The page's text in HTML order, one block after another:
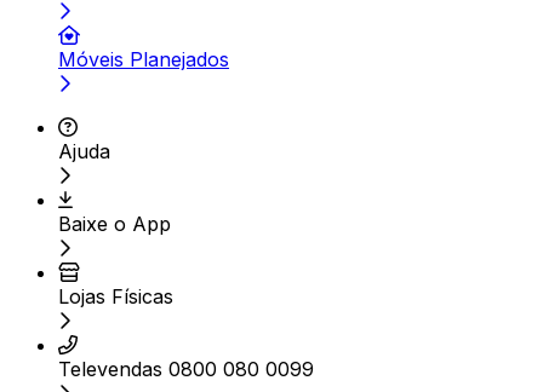
Móveis Planejados
Ajuda
Baixe o App
Lojas Físicas
Televendas 0800 080 0099